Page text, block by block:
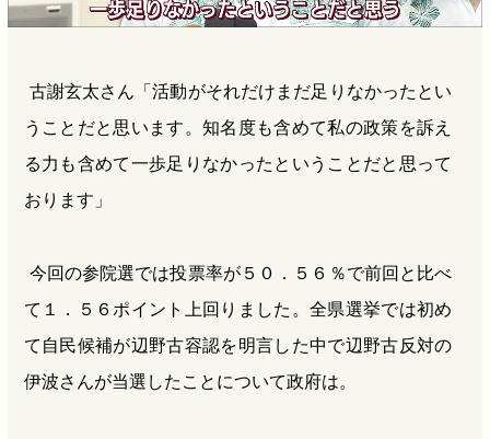
古謝玄太さん「活動がそれだけまだ足りなかったとい
うことだと思います。知名度も含めて私の政策を訴え
る力も含めて一歩足りなかったということだと思って
おります」
今回の参院選では投票率が５０．５６％で前回と比べ
て１．５６ポイント上回りました。全県選挙では初め
て自民候補が辺野古容認を明言した中で辺野古反対の
伊波さんが当選したことについて政府は。